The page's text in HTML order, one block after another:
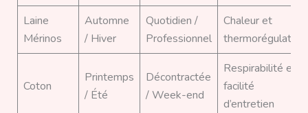
Laine
Mérinos
Automne
/ Hiver
Quotidien /
Professionnel
Chaleur et
thermorégulation
Coton
Printemps
/ Été
Décontractée
/ Week-end
Respirabilité et
facilité
d’entretien